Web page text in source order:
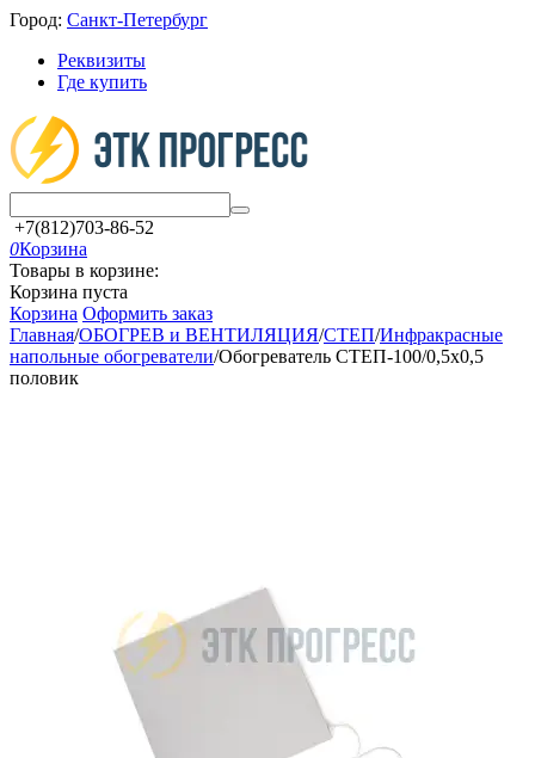
Город: Санкт-Петербург
Реквизиты
Где купить
+7(812)703-86-52
0Корзина
Товары в корзине:
Корзина пуста
Корзина Оформить заказ
Главная/ОБОГРЕВ и ВЕНТИЛЯЦИЯ/СТЕП/Инфракрасные
напольные обогреватели/Обогреватель СТЕП-100/0,5х0,5
половик